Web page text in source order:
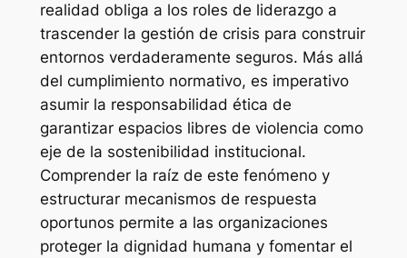
realidad obliga a los roles de liderazgo a
trascender la gestión de crisis para construir
entornos verdaderamente seguros. Más allá
del cumplimiento normativo, es imperativo
asumir la responsabilidad ética de
garantizar espacios libres de violencia como
eje de la sostenibilidad institucional.
Comprender la raíz de este fenómeno y
estructurar mecanismos de respuesta
oportunos permite a las organizaciones
proteger la dignidad humana y fomentar el